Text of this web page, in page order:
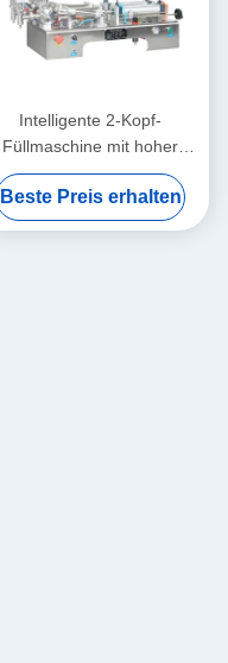
Intelligente 2-Kopf-
Füllmaschine mit hoher
Präzision
Beste Preis erhalten